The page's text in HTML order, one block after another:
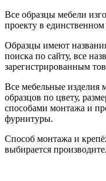
Все образцы мебели
проекту в единственном
Образцы имеют
поиска по сайту, все
зарегистрированным
Все мебельные изделия
образцов по цвету,
способами монтажа и
фурнитуры.
Способ монтажа и
выбирается